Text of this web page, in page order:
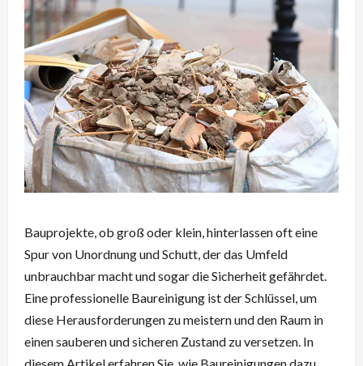
Bauprojekte, ob groß oder klein, hinterlassen oft eine
Spur von Unordnung und Schutt, der das Umfeld
unbrauchbar macht und sogar die Sicherheit gefährdet.
Eine professionelle Baureinigung ist der Schlüssel, um
diese Herausforderungen zu meistern und den Raum in
einen sauberen und sicheren Zustand zu versetzen. In